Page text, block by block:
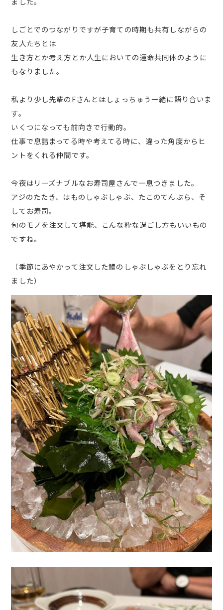
しごとでのつながりですが子育ての時期も共有しながらの
友人たちとは
生き方とか考え方とか人生においての運命共同体のように
もなりました。
私より少し先輩のFさんとはしょっちゅう一緒に語り合いま
す。
いくつになっても前向きで行動的。
仕事で息詰まってる時や考えてる時に、違った角度からヒ
ントをくれる仲間です。
今夜はリーズナブルなお寿司屋さんで一息つきました。
アジのたたき、はものしゃぶしゃぶ、たこのてんぷら、そ
してお寿司。
旬のモノを注文して堪能、こんな粋な過ごし方もいいもの
ですね。
（季節にあやかって注文した鱧のしゃぶしゃぶをとり忘れ
ました）